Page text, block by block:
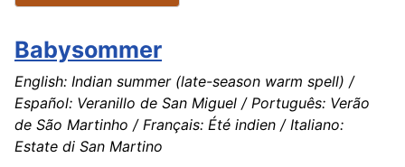
Babysommer
English: Indian summer (late-season warm spell) /
Español: Veranillo de San Miguel / Português: Verão
de São Martinho / Français: Été indien / Italiano:
Estate di San Martino